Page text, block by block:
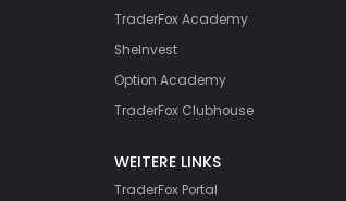
TraderFox Academy
SheInvest
Option Academy
TraderFox Clubhouse
WEITERE LINKS
TraderFox Portal